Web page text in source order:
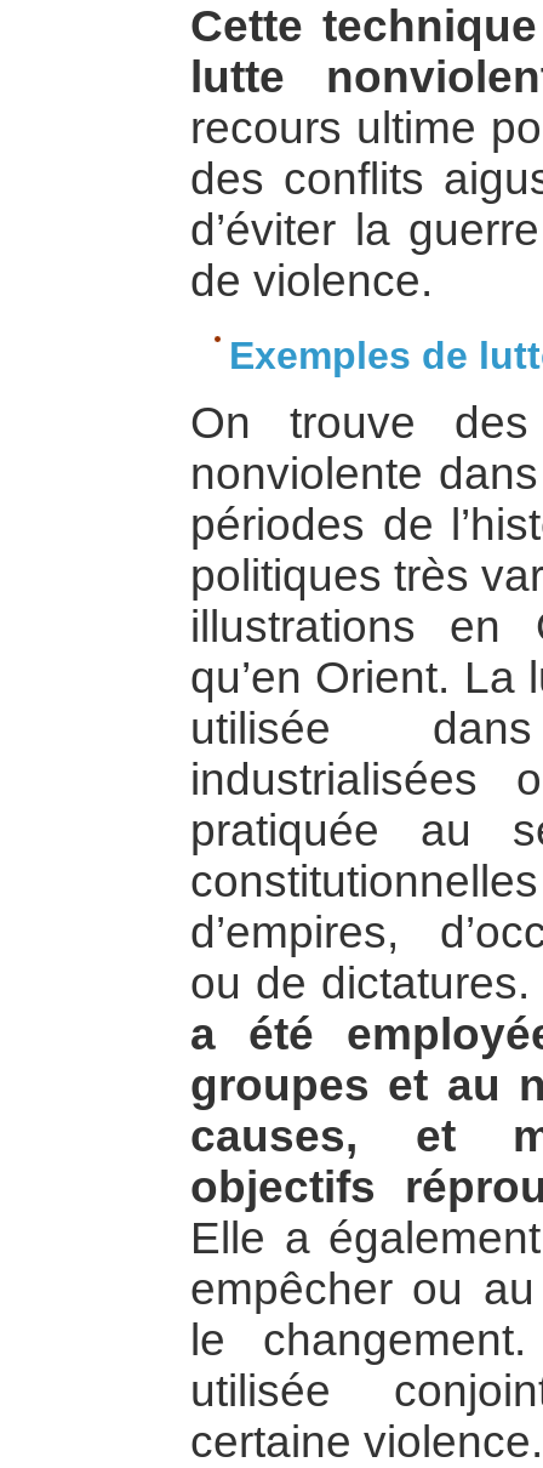
Cette
lutte
recours ultime
des conflits
d’éviter la
de violence.
Exemples de
On trouve
nonviolente
périodes de
politiques très
illustrations en
qu’en Orient. La
utilisée
pratiquée au
d’empires,
ou de dictatures.
a été
groupes et au
causes, et
objectifs
Elle a
empêcher ou
le
utilisée
certaine violence.